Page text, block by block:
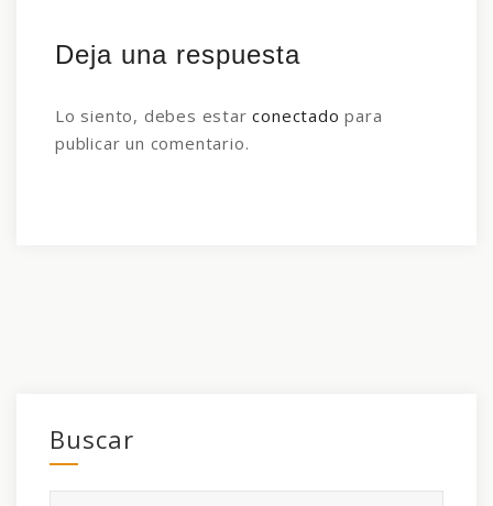
Deja una respuesta
Lo siento, debes estarconectado para
publicar un comentario.
Buscar